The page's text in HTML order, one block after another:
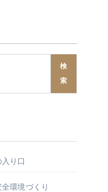
検
索
り口
環境づくり